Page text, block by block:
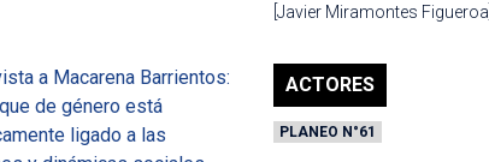
[Javier Miramontes Figueroa]
ACTORES
PLANEO N°61